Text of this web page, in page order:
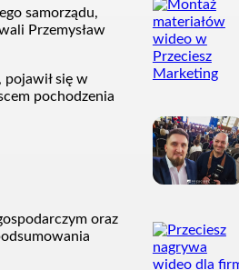
samorządu,
Przemysław
pojawił się w
pochodzenia
oraz